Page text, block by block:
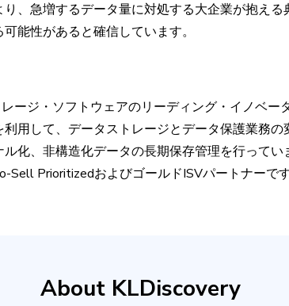
、急増するデータ量に対処する大企業が抱え
能性があると確信しています。
ージ・ソフトウェアのリーディング・イノベー
用して、データストレージとデータ保護業務
化、非構造化データの長期保存管理を行って
Sell PrioritizedおよびゴールドISVパートナーです
About KLDiscovery